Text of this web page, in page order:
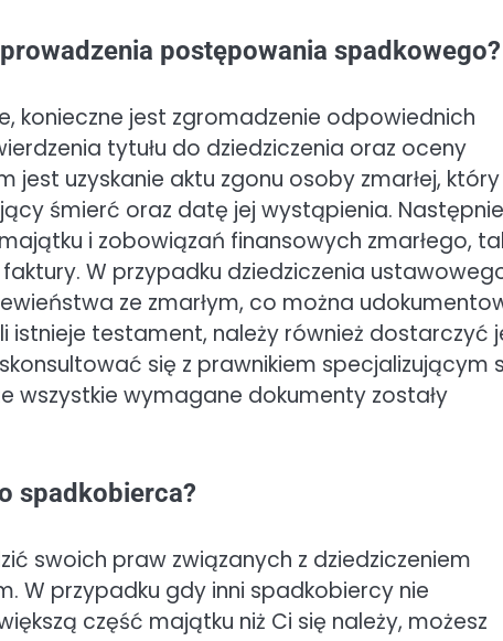
postępowania spadkowego?
konieczne jest zgromadzenie odpowiednich
tytułu do dziedziczenia oraz oceny
jest uzyskanie aktu zgonu osoby zmarłej, który
śmierć oraz datę jej wystąpienia. Następnie
i zobowiązań finansowych zmarłego,
W przypadku dziedziczenia
ze zmarłym, co można
istnieje testament, należy również dostarczyć
się z prawnikiem specjalizującym
wszystkie wymagane dokumenty zostały
spadkobierca?
swoich praw związanych z dziedziczeniem
W przypadku gdy inni spadkobiercy nie
część majątku niż Ci się należy, możesz